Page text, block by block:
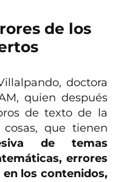
de los
doctora
quien después
de texto de la
que tienen
de temas
errores
los contenidos,